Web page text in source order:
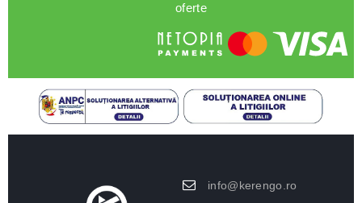
oferte
info@kerengo.ro